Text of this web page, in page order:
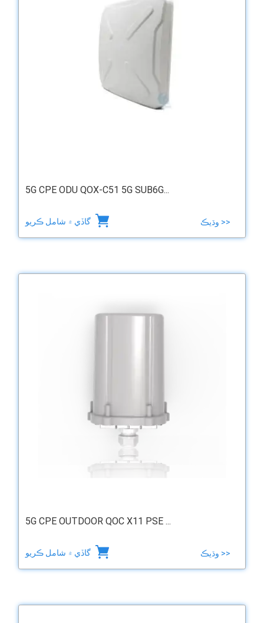
5G CPE ODU QOX-C51 5G SUB6G...
گاڏي ۾ شامل ڪريو وڌيڪ >>
5G CPE OUTDOOR QOC X11 PSE ...
گاڏي ۾ شامل ڪريو وڌيڪ >>